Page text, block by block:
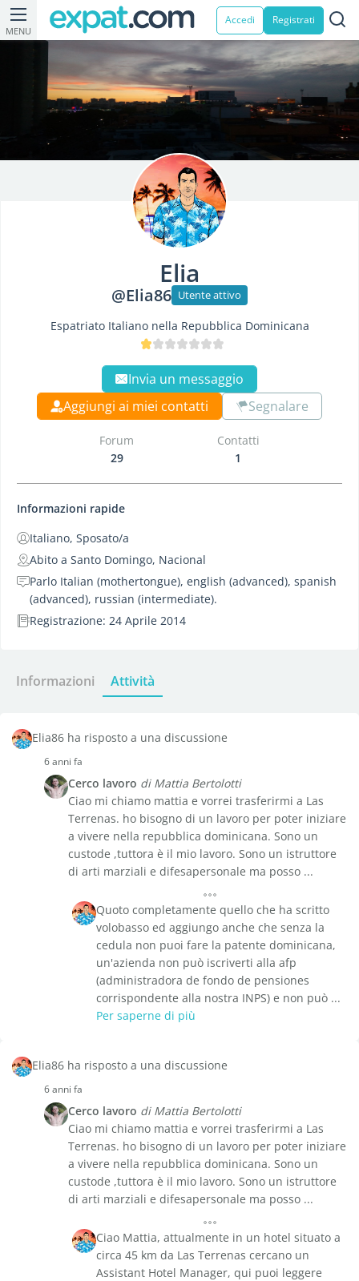
MENU
Accedi Registrati
Elia
@Elia86 Utente attivo
Espatriato Italiano nella Repubblica Dominicana
Invia un messaggio
Aggiungi ai miei contatti
Segnalare
Forum
29
Contatti
1
Informazioni rapide
Italiano, Sposato/a
Abito a Santo Domingo, Nacional
Parlo Italian (mothertongue), english (advanced), spanish
(advanced), russian (intermediate).
Registrazione: 24 Aprile 2014
Informazioni Attività
Elia86 ha risposto a una discussione
6 anni fa
Cerco lavoro di Mattia Bertolotti
Ciao mi chiamo mattia e vorrei trasferirmi a Las
Terrenas. ho bisogno di un lavoro per poter iniziare
a vivere nella repubblica dominicana. Sono un
custode ,tuttora è il mio lavoro. Sono un istruttore
di arti marziali e difesapersonale ma posso ...
Quoto completamente quello che ha scritto
volobasso ed aggiungo anche che senza la
cedula non puoi fare la patente dominicana,
un'azienda non può iscriverti alla afp
(administradora de fondo de pensiones
corrispondente alla nostra INPS) e non può ...
Per saperne di più
Elia86 ha risposto a una discussione
6 anni fa
Cerco lavoro di Mattia Bertolotti
Ciao mi chiamo mattia e vorrei trasferirmi a Las
Terrenas. ho bisogno di un lavoro per poter iniziare
a vivere nella repubblica dominicana. Sono un
custode ,tuttora è il mio lavoro. Sono un istruttore
di arti marziali e difesapersonale ma posso ...
Ciao Mattia, attualmente in un hotel situato a
circa 45 km da Las Terrenas cercano un
Assistant Hotel Manager, qui puoi leggere